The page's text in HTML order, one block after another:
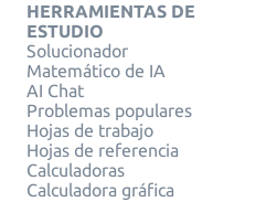
HERRAMIENTAS DE
ESTUDIO
Solucionador
Matemático de IA
AI Chat
Problemas populares
Hojas de trabajo
Hojas de referencia
Calculadoras
Calculadora gráfica